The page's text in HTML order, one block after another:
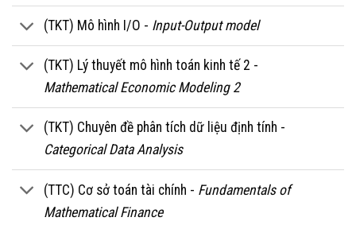
(TKT) Mô hình I/O - Input-Output model
(TKT) Lý thuyết mô hình toán kinh tế 2 -
Mathematical Economic Modeling 2
(TKT) Chuyên đề phân tích dữ liệu định tính -
Categorical Data Analysis
(TTC) Cơ sở toán tài chính - Fundamentals of
Mathematical Finance